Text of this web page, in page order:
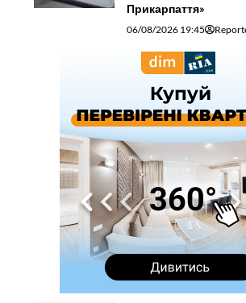
Прикарпаття»
06/08/2026 19:45